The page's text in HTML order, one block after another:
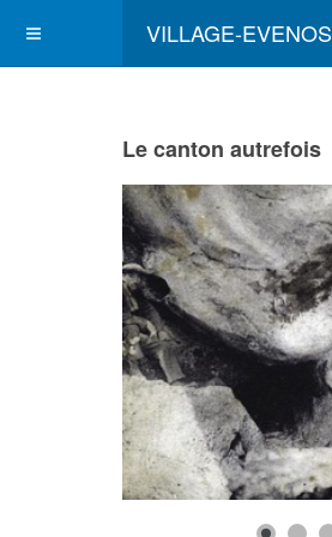
VILLAGE-EVENOS
Le canton autrefois